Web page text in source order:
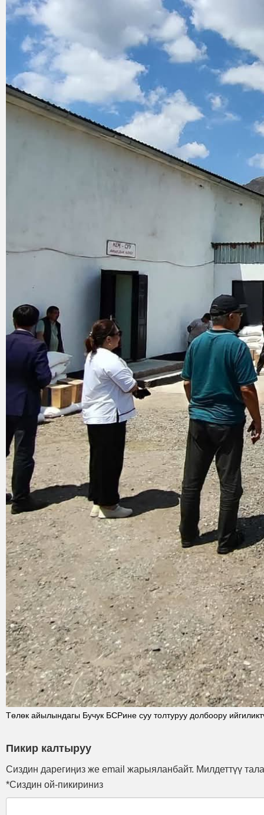
Төлөк айылындагы Бучук БСРине суу толтуруу долбоору
Пикир калтыруу
Сиздин дарегиңиз же email жарыяланбайт. Милдеттүү
*Сиздин ой-пикириниз